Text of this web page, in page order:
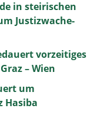
in steirischen
Justizwache-
vorzeitiges
– Wien
um
Hasiba